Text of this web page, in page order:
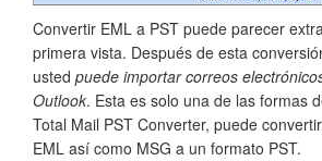
Convertir EML a PST puede parecer
primera vista. Después de esta
usted puede importar correos
Outlook. Esta es solo una de las formas
Total Mail PST Converter, puede
EML así como MSG a un formato PST.